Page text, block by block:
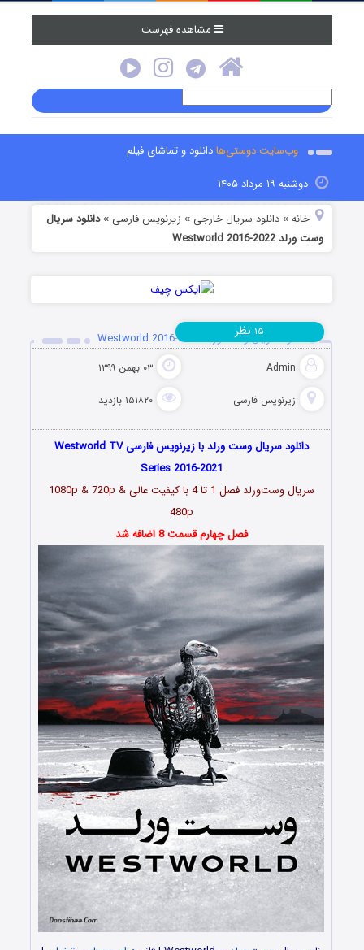
مشاهده فهرست
وب‌سایت دوستی‌هادانلود و تماشای فیلم
دوشنبه ۱۹ مرداد ۱۴۰۵
خانه »دانلود سریال خارجی » زیرنویس فارسی »دانلود سریال
وست ورلد Westworld 2016-2022
دانلود سریال وست ورلد Westworld 2016-2022
Admin ۰۳ بهمن ۱۳۹۹
زیرنویس فارسی ۱۵۱۸۲۰ بازدید
۱۵ نظر
دانلود سریال وست ورلد با زیرنویس فارسی Westworld TV
Series 2016-2021
سریال وست‌ورلد فصل 1 تا 4 با کیفیت عالی 1080p & 720p &
480p
فصل چهارم قسمت 8 اضافه شد